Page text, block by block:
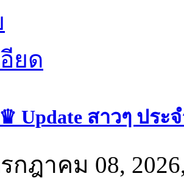
Update สาวๆ ประ
กฎาคม 08,